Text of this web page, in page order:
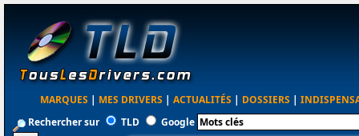
MARQUES | MES DRIVERS | ACTUALITÉS | DOSSIERS |
Rechercher sur
TLD Google